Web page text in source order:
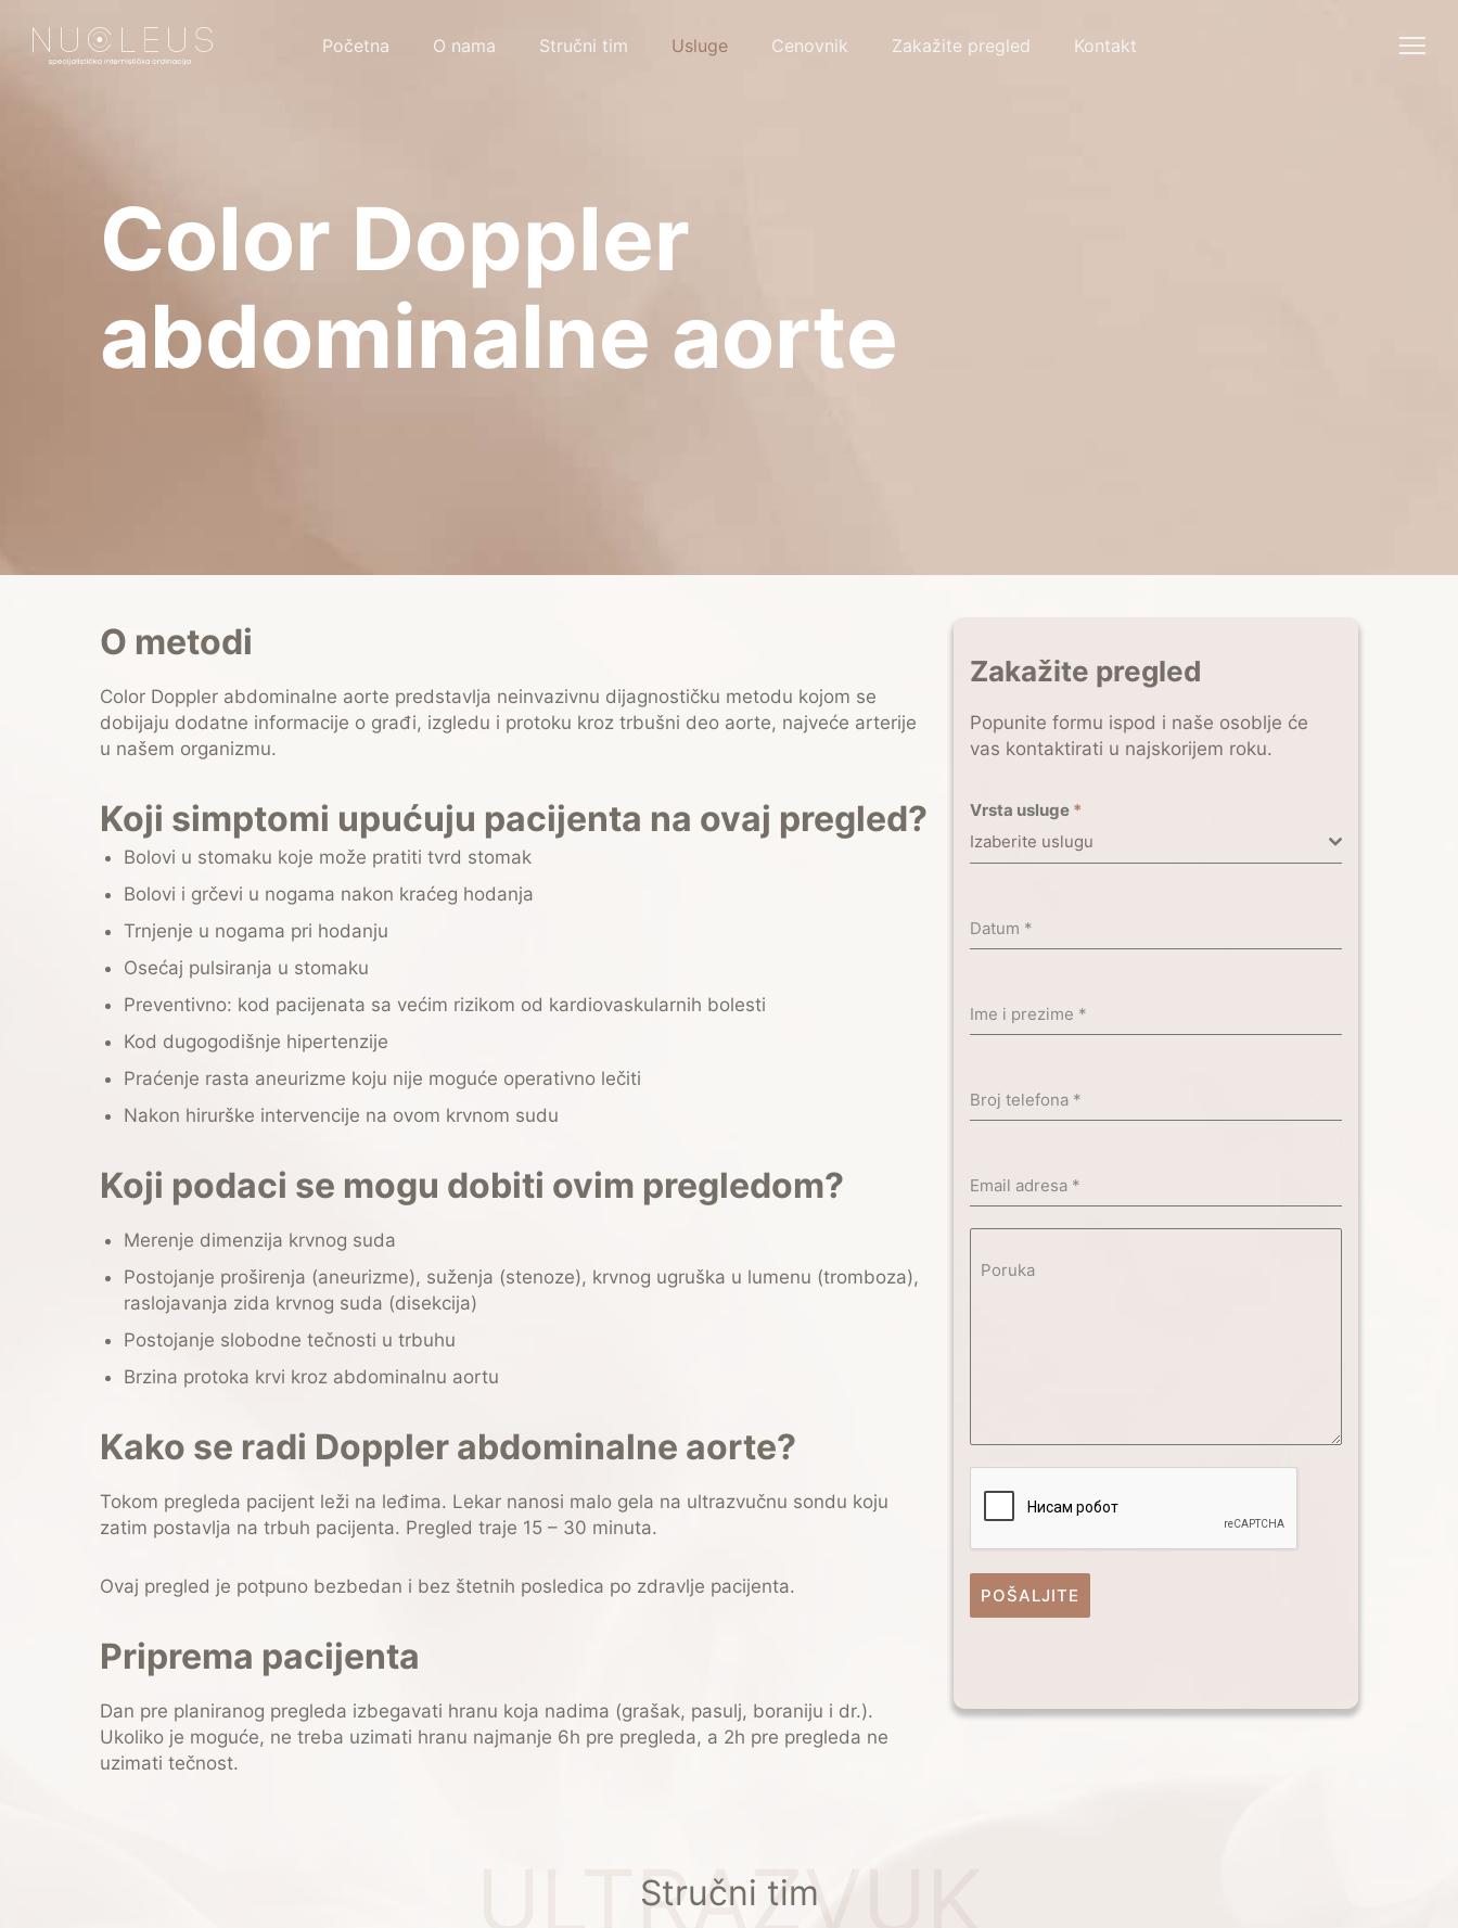
Početna O nama Stručni tim Usluge Cenovnik Zakažite pregled Kontakt
Color Doppler
abdominalne aorte
O metodi
Color Doppler abdominalne aorte predstavlja neinvazivnu dijagnostičku metodu kojom se
dobijaju dodatne informacije o građi, izgledu i protoku kroz trbušni deo aorte, najveće arterije
u našem organizmu.
Koji simptomi upućuju pacijenta na ovaj pregled?
Bolovi u stomaku koje može pratiti tvrd stomak
Bolovi i grčevi u nogama nakon kraćeg hodanja
Trnjenje u nogama pri hodanju
Osećaj pulsiranja u stomaku
Preventivno: kod pacijenata sa većim rizikom od kardiovaskularnih bolesti
Kod dugogodišnje hipertenzije
Praćenje rasta aneurizme koju nije moguće operativno lečiti
Nakon hirurške intervencije na ovom krvnom sudu
Koji podaci se mogu dobiti ovim pregledom?
Merenje dimenzija krvnog suda
Postojanje proširenja (aneurizme), suženja (stenoze), krvnog ugruška u lumenu (tromboza),
raslojavanja zida krvnog suda (disekcija)
Postojanje slobodne tečnosti u trbuhu
Brzina protoka krvi kroz abdominalnu aortu
Kako se radi Doppler abdominalne aorte?
Tokom pregleda pacijent leži na leđima. Lekar nanosi malo gela na ultrazvučnu sondu koju
zatim postavlja na trbuh pacijenta. Pregled traje 15 – 30 minuta.
Ovaj pregled je potpuno bezbedan i bez štetnih posledica po zdravlje pacijenta.
Priprema pacijenta
Dan pre planiranog pregleda izbegavati hranu koja nadima (grašak, pasulj, boraniju i dr.).
Ukoliko je moguće, ne treba uzimati hranu najmanje 6h pre pregleda, a 2h pre pregleda ne
uzimati tečnost.
Zakažite pregled
Popunite formu ispod i naše osoblje će
vas kontaktirati u najskorijem roku.
Vrsta usluge *
Izaberite uslugu
Datum *
Ime i prezime *
Broj telefona *
Email adresa *
Poruka
POŠALJITE
ULTRAZVUK
Stručni tim